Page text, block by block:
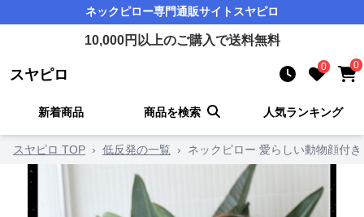
ネックピロー専門通販サイト スヤピロ
10,000円以上のご購入で送料無料
スヤピロ 0 0
新着商品 商品を検索 人気ランキング
スヤピロ TOP › 低反発の一覧 › ネックピロー 愛らしい動物顔付